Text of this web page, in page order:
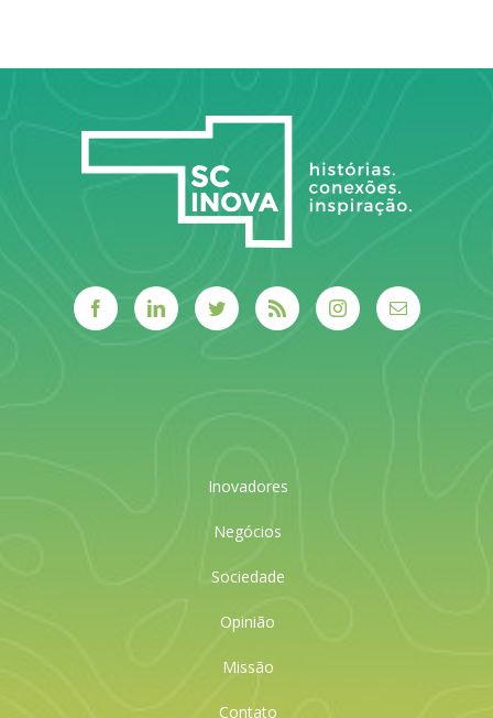
sistema
Inovadores
Negócios
Sociedade
Opinião
Missão
Contato